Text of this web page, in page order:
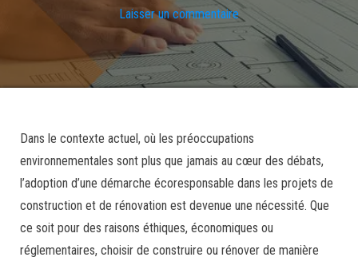
Laisser un commentaire
Dans le contexte actuel, où les préoccupations
environnementales sont plus que jamais au cœur des débats,
l’adoption d’une démarche écoresponsable dans les projets de
construction et de rénovation est devenue une nécessité. Que
ce soit pour des raisons éthiques, économiques ou
réglementaires, choisir de construire ou rénover de manière